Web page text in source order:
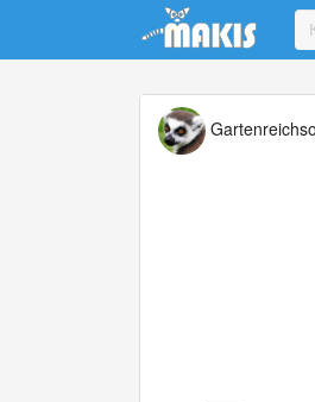
Update cookies preferences